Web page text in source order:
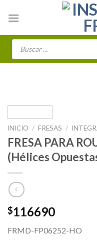
Búsqueda
INICIO / FRESAS /
FRESA PARA
(Hélices
$116690
FRMD-FP06252-HO